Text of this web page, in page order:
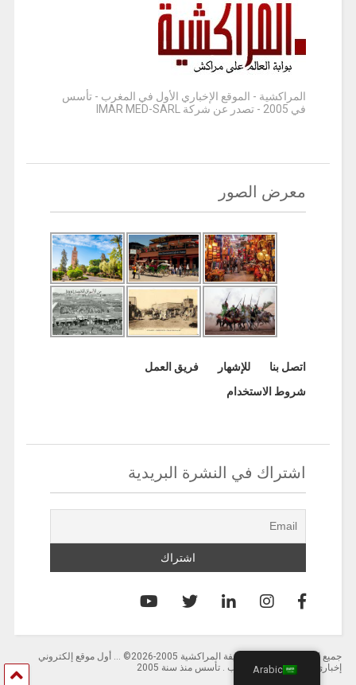
المراكشية - الموقع الإخباري الأول في المغرب - تأسس
في 2005 - تصدر عن شركة IMAR MED-SARL
معرض الصور
اتصل بنا للإشهار
فريق العمل
شروط الاستخدام
اشتراك في النشرة البريدية
جميع الحقوق محفوظة لصحيفة المراكشية 2005-2026© … أول موقع إلكتروني
إخباري باللغة العربية بالمغرب . تأسس منذ سنة 2005
Arabic